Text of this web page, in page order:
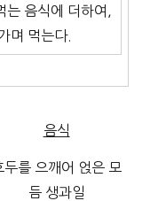
는 음식에 더하여,
며 먹는다.
음식
두를 으깨어 얹은 모
듬 생과일